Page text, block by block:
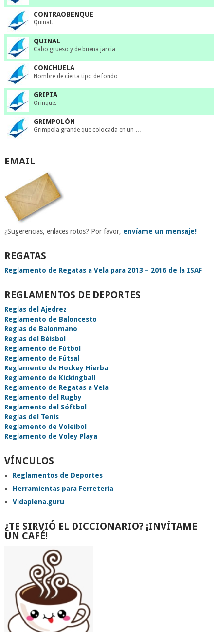
CONTRAOBENQUE
Quinal.
QUINAL
Cabo grueso y de buena jarcia …
CONCHUELA
Nombre de cierta tipo de fondo …
GRIPIA
Orinque.
GRIMPOLÓN
Grimpola grande que colocada en un …
EMAIL
¿Sugerencias, enlaces rotos? Por favor, envíame un mensaje!
REGATAS
Reglamento de Regatas a Vela para 2013 – 2016 de la ISAF
REGLAMENTOS DE DEPORTES
Reglas del Ajedrez
Reglamento de Baloncesto
Reglas de Balonmano
Reglas del Béisbol
Reglamento de Fútbol
Reglamento de Fútsal
Reglamento de Hockey Hierba
Reglamento de Kickingball
Reglamento de Regatas a Vela
Reglamento del Rugby
Reglamento del Sóftbol
Reglas del Tenis
Reglamento de Voleibol
Reglamento de Voley Playa
VÍNCULOS
Reglamentos de Deportes
Herramientas para Ferretería
Vidaplena.guru
¿TE SIRVIÓ EL DICCIONARIO? ¡INVÍTAME
UN CAFÉ!